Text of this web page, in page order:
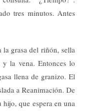
tres minutos. Antes
grasa del riñón, sella
la vena. Entonces lo
llena de granizo. El
a Reanimación. De
que espera en una